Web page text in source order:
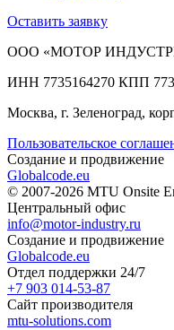
Оставить заявку
ООО «МОТОР
ИНН 7735164270 КПП
Москва, г. Зеленоград,
Пользовательское
Создание и продвижение
Globalcode.eu
© 2007-2026 MTU Onsite
Центральный офис
info@motor-industry.ru
Создание и продвижение
Globalcode.eu
Отдел поддержки 24/7
+7 903 014-53-87
Сайт производителя
mtu-solutions.com